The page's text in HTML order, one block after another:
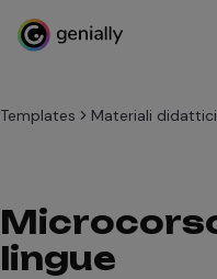
Templates Materiali didattici
lingue